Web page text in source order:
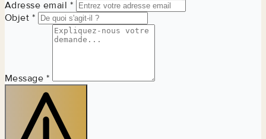
Adresse email *
Objet *
Message *